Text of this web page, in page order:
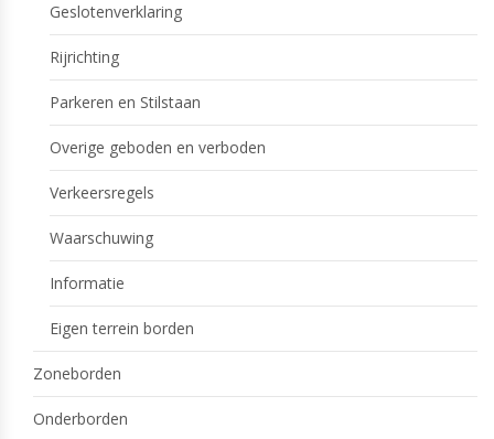
Geslotenverklaring
Rijrichting
Parkeren en Stilstaan
Overige geboden en verboden
Verkeersregels
Waarschuwing
Informatie
Eigen terrein borden
Zoneborden
Onderborden